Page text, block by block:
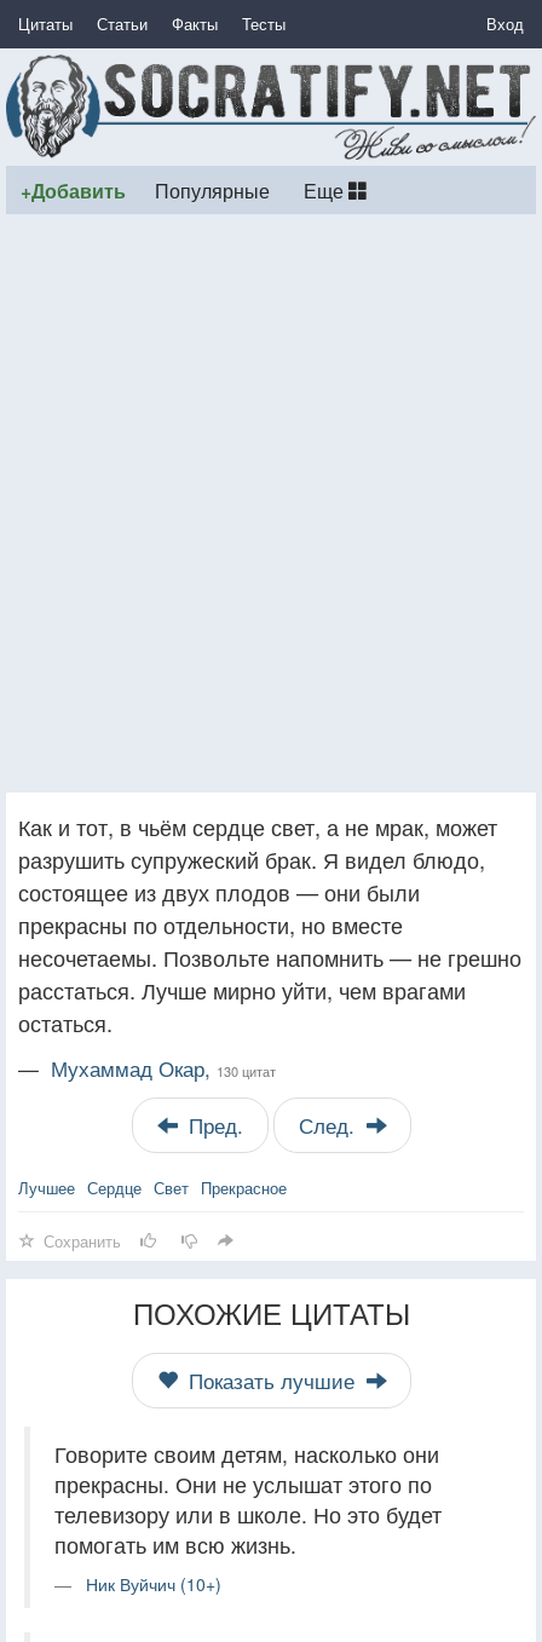
Цитаты Статьи Факты Тесты Вход
+Добавить Популярные Еще
Как и тот, в чьём сердце свет, а не мрак, может
разрушить супружеский брак. Я видел блюдо,
состоящее из двух плодов — они были
прекрасны по отдельности, но вместе
несочетаемы. Позвольте напомнить — не грешно
расстаться. Лучше мирно уйти, чем врагами
остаться.
— Мухаммад Окар, 130 цитат
Пред. След.
Лучшее Сердце Свет Прекрасное
Сохранить
ПОХОЖИЕ ЦИТАТЫ
Показать лучшие
Говорите своим детям, насколько они
прекрасны. Они не услышат этого по
телевизору или в школе. Но это будет
помогать им всю жизнь.
Ник Вуйчич (10+)